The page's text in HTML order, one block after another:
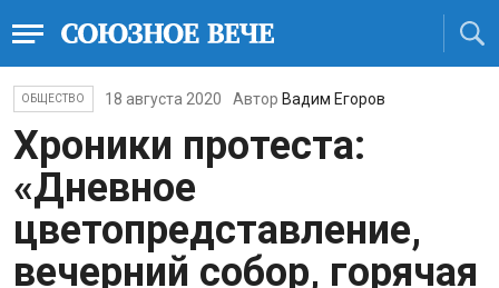
ОБЩЕСТВО 18 августа 2020 Автор Вадим Егоров
Хроники протеста:
«Дневное
цветопредставление,
вечерний собор, горячая